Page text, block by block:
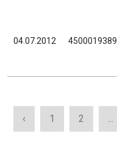
04.07.2012 4500019389
‹ 1 2 ...